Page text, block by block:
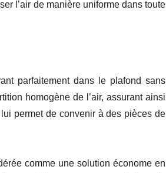
l’air de manière uniforme dans toute
parfaitement dans le plafond sans
homogène de l’air, assurant ainsi
permet de convenir à des pièces de
comme une solution économe en